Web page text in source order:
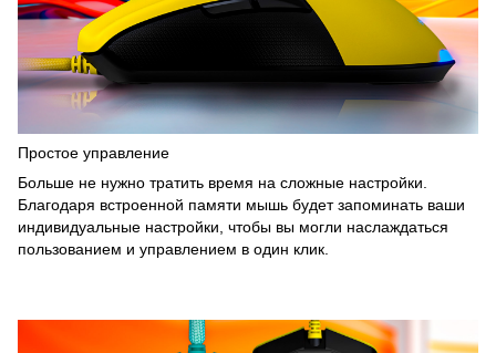
Простое управление
Больше не нужно тратить время на сложные настройки.
Благодаря встроенной памяти мышь будет запоминать ваши
индивидуальные настройки, чтобы вы могли наслаждаться
пользованием и управлением в один клик.